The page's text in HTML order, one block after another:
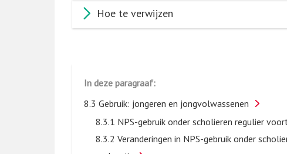
Trimbos-instituut, in samenwerking met Kantar
onderzoek alleen uitgevoerd onder mbo-
vond plaats in het najaar van 2023 op 64 mbo-
vragenlijst in te vullen.
Hbo- en universiteitsstudenten
Hoe te verwijzen
In deze paragraaf:
8.3 Gebruik: jongeren en jongvolwassenen
8.3.1 NPS-gebruik onder scholieren regulier
8.3.2 Veranderingen in NPS-gebruik onder